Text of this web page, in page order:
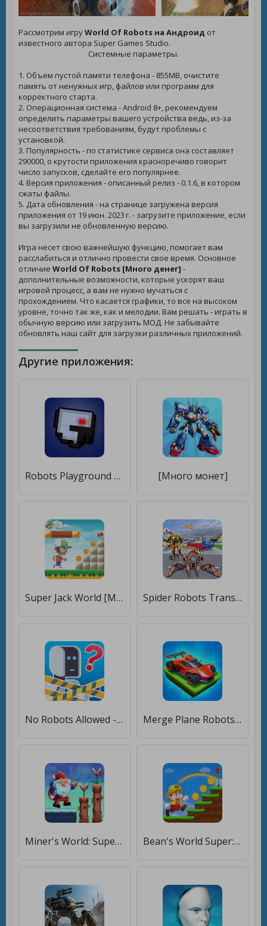
Рассмотрим игруWorld Of Robots на Андроид от
известного автора Super Games Studio.
Системные параметры.
1. Объем пустой памяти телефона - 855MB, очистите
память от ненужных игр, файлов или программ для
корректного старта.
2. Операционная система - Android 8+, рекомендуем
определить параметры вашего устройства ведь, из-за
несоответствия требованиям, будут проблемы с
установкой.
3. Популярность - по статистике сервиса она составляет
290000, о крутости приложения красноречиво говорит
число запусков, сделайте его популярнее.
4. Версия приложения - описанный релиз - 0.1.6, в котором
сжаты файлы.
5. Дата обновления - на странице загружена версия
приложения от 19 июн. 2023 г. - загрузите приложение, если
вы загрузили не обновленную версию.
Игра несет свою важнейшую функцию, помогает вам
расслабиться и отлично провести свое время. Основное
отличие World Of Robots [Много денег] -
дополнительные возможности, которые ускорят ваш
игровой процесс, а вам не нужно мучаться с
прохождением. Что касается графики, то все на высоком
уровне, точно так же, как и мелодии. Вам решать - играть в
обычную версию или загрузить МОД. Не забывайте
обновлять наш сайт для загрузки различных приложений.
Другие приложения:
Robots Playground Sandbox [Много монет] [Много монет]
Super Jack World [Много денег] Spider Robots Transformer 3D [Много монет]
No Robots Allowed - Crazy Quiz [Мод меню] Merge Plane Robots - Idle Game [Много монет]
Miner's World: Super Run Game [Много денег] Bean's World Super: Run Games [Много монет]